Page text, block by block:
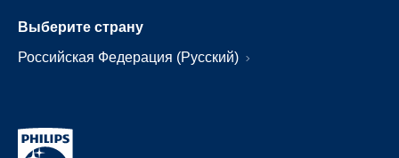
Выберите страну
Российская Федерация (Русский)